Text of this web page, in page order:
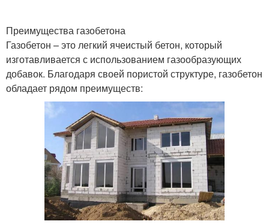
Преимущества газобетона
Газобетон – это легкий ячеистый бетон, который
изготавливается с использованием газообразующих
добавок. Благодаря своей пористой структуре, газобетон
обладает рядом преимуществ: